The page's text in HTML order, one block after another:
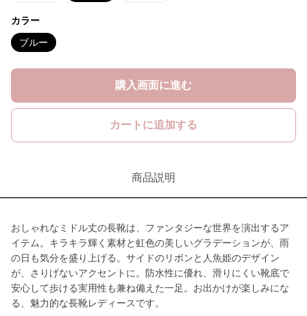
カラー
ブルー
購入画面に進む
カートに追加する
商品説明
おしゃれなミドル丈の長靴は、ファンタジーな世界を演出するア
イテム。キラキラ輝く素材と虹色の美しいグラデーションが、雨
の日も気分を盛り上げる。サイドのリボンと人魚姫のデザイン
が、さりげないアクセントに。防水性に優れ、滑りにくい靴底で
安心して歩ける実用性も兼ね備えた一足。お出かけが楽しみにな
る、魅力的な長靴レディースです。